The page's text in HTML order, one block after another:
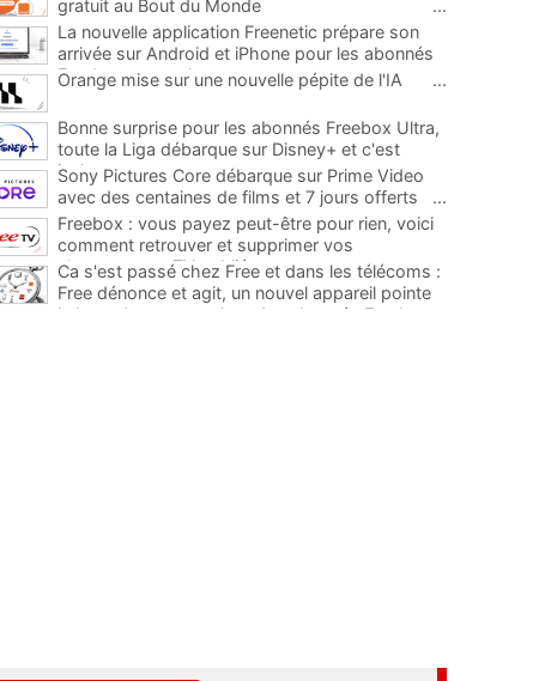
gratuit au Bout du Monde
...
La nouvelle application Freenetic prépare son
arrivée sur Android et iPhone pour les abonnés
Freebox, testez la
Orange mise sur une nouvelle pépite de l'IA ...
Bonne surprise pour les abonnés Freebox Ultra,
toute la Liga débarque sur Disney+ et c'est
inclus
Sony Pictures Core débarque sur Prime Video
avec des centaines de films et 7 jours offerts
...
Freebox : vous payez peut-être pour rien, voici
comment retrouver et supprimer vos
abonnements TV oubliés
...
Ca s'est passé chez Free et dans les télécoms :
Free dénonce et agit, un nouvel appareil pointe
le bout de son nez chez des abonnés Freebox...